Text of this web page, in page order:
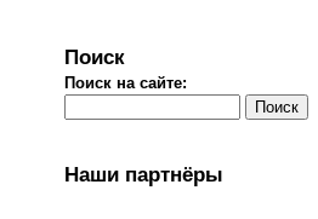
Поиск
Поиск на сайте:
Наши партнёры